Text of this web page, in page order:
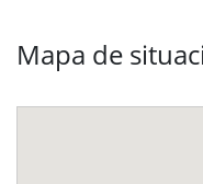
Mapa de